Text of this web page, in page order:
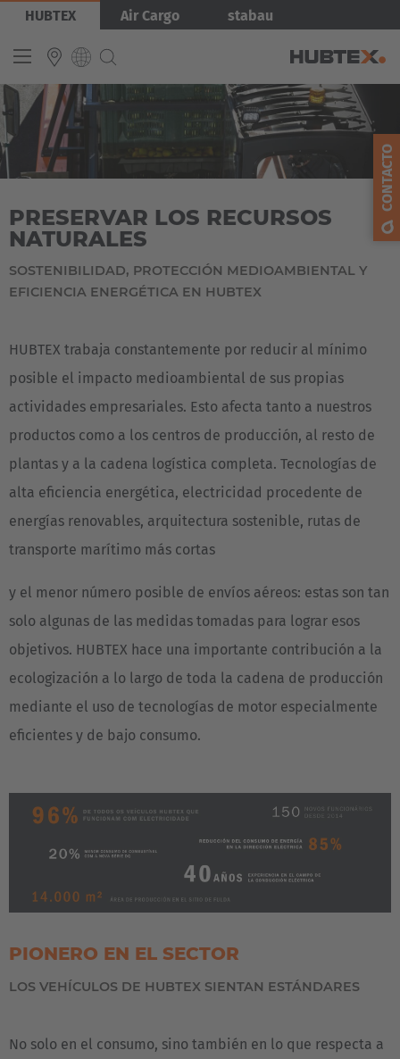
Pasar
contenido
HUBTEX Air Cargo stabau
INTERNATIONAL
English
Español
Français
Imagen
PRESERVAR LOS RECURSOS
NATURALES
SOSTENIBILIDAD, PROTECCIÓN MEDIOAMBIENTAL Y
EFICIENCIA ENERGÉTICA EN HUBTEX
HUBTEX trabaja constantemente por reducir al mínimo
posible el impacto medioambiental de sus propias
actividades empresariales. Esto afecta tanto a nuestros
productos como a los centros de producción, al resto de
plantas y a la cadena logística completa. Tecnologías de
alta eficiencia energética, electricidad procedente de
energías renovables, arquitectura sostenible, rutas de
transporte marítimo más cortas
y el menor número posible de envíos aéreos: estas son tan
solo algunas de las medidas tomadas para lograr esos
objetivos. HUBTEX hace una importante contribución a la
ecologización a lo largo de toda la cadena de producción
mediante el uso de tecnologías de motor especialmente
eficientes y de bajo consumo.
PIONERO EN EL SECTOR
LOS VEHÍCULOS DE HUBTEX SIENTAN ESTÁNDARES
No solo en el consumo, sino también en lo que respecta a
CONTACTO